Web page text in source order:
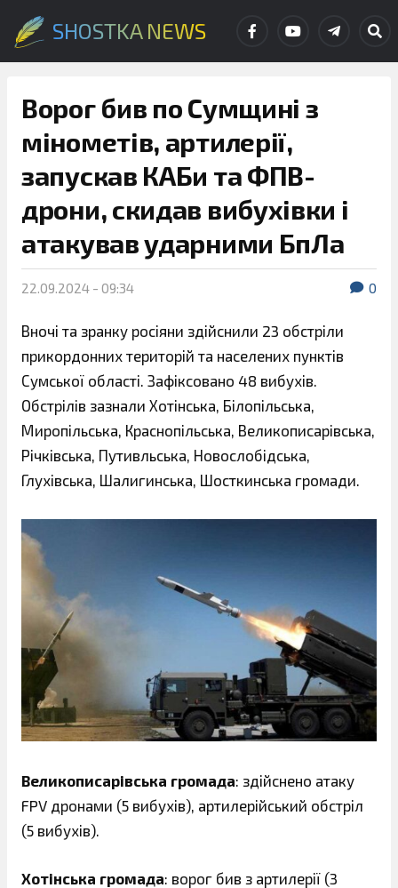
SHOSTKA NEWS
Ворог бив по Сумщині з
мінометів, артилерії,
запускав КАБи та ФПВ-
дрони, скидав вибухівки і
атакував ударними БпЛа
22.09.2024 - 09:34 0
Вночі та зранку росіяни здійснили 23 обстріли
прикордонних територій та населених пунктів
Сумської області. Зафіксовано 48 вибухів.
Обстрілів зазнали Хотінська, Білопільська,
Миропільська, Краснопільська, Великописарівська,
Річківська, Путивльська, Новослобідська,
Глухівська, Шалигинська, Шосткинська громади.
Великописарівська громада: здійснено атаку
FPV дронами (5 вибухів), артилерійський обстріл
(5 вибухів).
Хотінська громада: ворог бив з артилерії (3